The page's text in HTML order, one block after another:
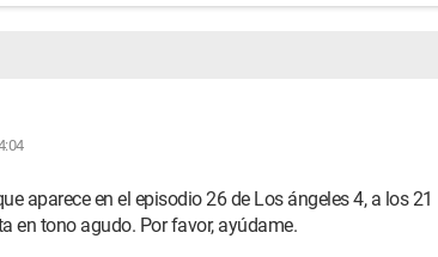
aparece en el episodio 26 de Los ángeles 4, a los 21
en tono agudo. Por favor, ayúdame.